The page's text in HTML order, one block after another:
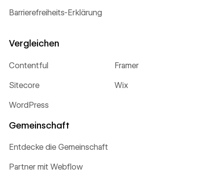
Barrierefreiheits-Erklärung
Vergleichen
Contentful Framer
Sitecore Wix
WordPress
Gemeinschaft
Entdecke die Gemeinschaft
Partner mit Webflow